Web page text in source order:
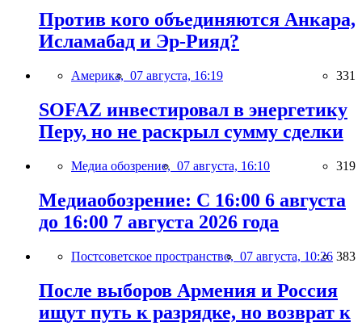
Против кого объединяются Анкара,
Исламабад и Эр-Рияд?
Америка, 07 августа, 16:19 331
SOFAZ инвестировал в энергетику
Перу, но не раскрыл сумму сделки
Медиа обозрение, 07 августа, 16:10 319
Медиаобозрение: С 16:00 6 августа
до 16:00 7 августа 2026 года
Постсоветское пространство, 07 августа, 10:26 383
После выборов Армения и Россия
ищут путь к разрядке, но возврат к